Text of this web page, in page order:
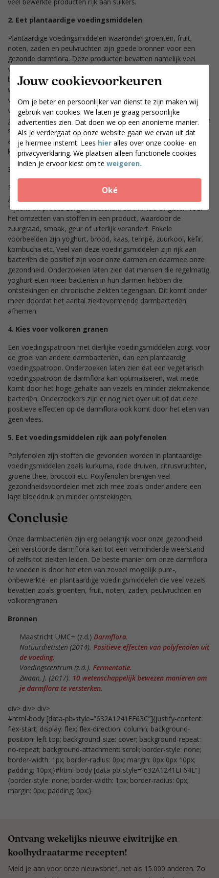
Jouw cookievoorkeuren
Om je beter en persoonlijker van dienst te zijn maken wij
gebruik van cookies. We laten je graag persoonlijke
advertenties zien. Dat doen we op een anonieme manier.
Als je verdergaat op onze website gaan we ervan uit dat
je hiermee instemt. Lees hier alles over onze cookie- en
privacyverklaring. We plaatsen alleen functionele cookies
indien je ervoor kiest om te weigeren.
Oké
2. Eet plantaardige voedingsmiddelen
Plantaardige voedingsmiddelen waaronder groenten, fruit,
noten, zaden en peulvruchten zijn goede bronnen voor een
gezonde darmflora. Deze producten bevatten namelijk veel
vezels, welke bacteriën kunnen verteren of gebruiken als
brandstof. Dit zorgt ervoor dat de groei van darmbacteriën
wordt gestimuleerd. Uit onderzoek blijkt dat een
voedingspatroon bestaande uit veel groenten en fruit de groei
van ziekmakende bacteriën tegen gaat. Ook zijn er bepaalde
groente-, fruit- en notensoorten die de groei bepaalde bacteriën
stimuleren. Deze bacteriën worden als gunstig beschouwd,
aangezien ze de darmgezondheid verbeteren en ontstekingen
kunnen voorkomen.
3.
Eet gefermenteerde voedingsmiddelen
Fermenteren is een proces waarbij bacteriën, schimmels en
gisten gebruikt worden om een voedingsmiddel te maken.
Tijdens dit proces zorgen bacteriën, schimmels of gisten voor
het omzetten van stoffen in een product, waardoor de
zuurgraad, smaak, geur of uiterlijk verandert. Enkele
voorbeelden zijn yoghurt, brood, kaas, tempé, zuurkool, kefir,
kombucha etc. Veel van deze voedingsmiddelen zijn rijk aan
bacteriën die positief zijn voor onze darmen en daarmee onze
gezondheid. Onderzoeken laten zien dat mensen die regelmatig
yoghurt eten meer bacteriën in hun darmen hebben die
ontstekingen en chronische ziekten tegengaan. Dit komt onder
meer doordat het aantal ziektevormende darmbacteriën
afnemen.
4. Kies voor volkoren granen
Een voedingspatroon met dierlijke voedingsmiddelen zorgt voor
de groei van andere darmbacteriën, dan een plantaardig
voedingspatroon. Onderzoeken laten zien dat een vegetarisch
voedingspatroon de darmflora kan optimaliseren, wat mede
komt door het hoge gehalte aan vezels en minder ziekmakende
bacteriën. Onderzoekers zijn er nog niet over uit of dat deze
positieve effecten op de darmflora ook komt door het eten van
geen vlees.
5. Eet voedingsmiddelen rijk aan polyfenolen
Polyfenolen zijn stoffen die gevonden worden in plantaardige
voedingsmiddelen zoals kurkuma, rode druiven, citrusvruchten,
groene thee, broccoli etc. Polyfenolen brengen veel
gezondheidsvoordelen met zich mee zoals onder andere een
lage bloeddruk en minder ontstekingen.
Conclusie
Onze darmbacteriën zijn erg belangrijk voor onze gezondheid.
Een verstoorde darmflora kan tot een verminderde weerstand
of zelfs tot ziekten leiden. De beste manier om onze darmflora
te voeden is door het eten van zoveel mogelijk pure-,
onbewerkte- en plantaardige voedingsmiddelen die veel vezels
bevatten zoals groenten, fruit, noten, zaden, peulvruchten en
volkorengranen.
Bronnen
Maastricht UMC+ (z.d.) Darmflora.
Natuurdiëtisten (2014). Positieve effecten van polyfenolen uit
de voeding.
Voedingscentrum (z.d.). Fermentatie.
Zwaan, J. (2017). 10 wetenschappelijk bewezen manieren om
je darmflora te versterken.
div> div> div>
#html-body [data-pb-style=”632A1241EF63C”]{justify-content:
flex-start; display: flex; flex-direction: column; background-
position: left top; background-size: cover; background-repeat:
no-repeat; background-attachment: scroll; border-style: none;
border-width: 1px; border-radius: 0px; margin: 0px 0px 10px;
padding: 10px;}#html-body [data-pb-style=”632A1241EF64E”]
{border-style: none; border-width: 1px; border-radius: 0px;
margin: 0px; padding: 0px;}
Ontvang wekelijks nieuwe eiwitrijke en
koolhydraatarme recepten!
Meld je aan voor onze nieuwsbrief, net als 15.000 anderen. Zo